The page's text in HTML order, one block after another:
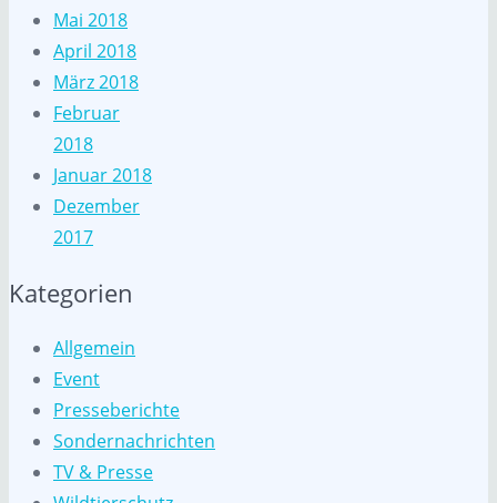
Mai 2018
April 2018
März 2018
Februar
2018
Januar 2018
Dezember
2017
Kategorien
Allgemein
Event
Presseberichte
Sondernachrichten
TV & Presse